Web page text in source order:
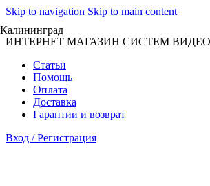
Skip to navigation Skip to main content
Калининград
ИНТЕРНЕТ МАГАЗИН СИСТЕМ
Статьи
Помощь
Оплата
Доставка
Гарантии и возврат
Вход / Регистрация